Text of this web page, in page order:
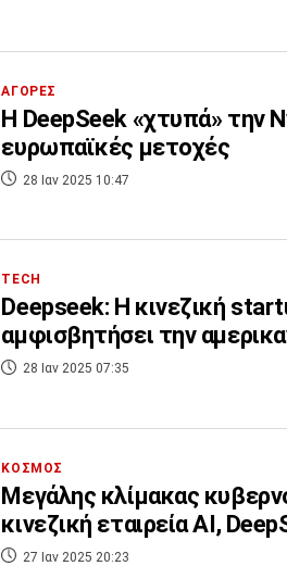
ΑΓΟΡΕΣ
Η DeepSeek «χτυπά» την
ευρωπαϊκές μετοχές
28 Ιαν 2025 10:47
TECH
Deepseek: Η κινεζική
αμφισβητήσει την
28 Ιαν 2025 07:35
ΚΟΣΜΟΣ
Μεγάλης κλίμακας
κινεζική εταιρεία AI,
27 Ιαν 2025 20:23